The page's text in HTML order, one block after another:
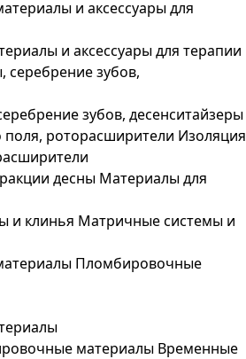
и аксессуары для терапии
зубов, десенситайзеры
Изоляция
Материалы для
Матричные системы и
Пломбировочные
Временные